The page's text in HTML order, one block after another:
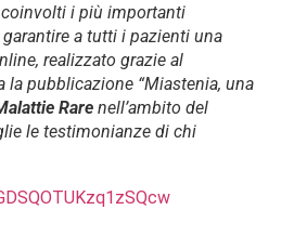
coinvolti i più importanti
a tutti i pazienti una
realizzato grazie al
la pubblicazione “Miastenia, una
Rare nell’ambito del
le testimonianze di chi